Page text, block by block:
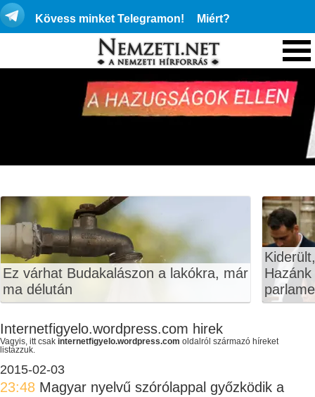
Kövess minket Telegramon! Miért?
Ez várhat Budakalászon a lakókra, már
ma délután
Internetfigyelo.wordpress.com hirek
Vagyis, itt csak internetfigyelo.wordpress.com oldalról származó híreket
listázzuk.
2015-02-03
23:48 Magyar nyelvű szórólappal győzködik a